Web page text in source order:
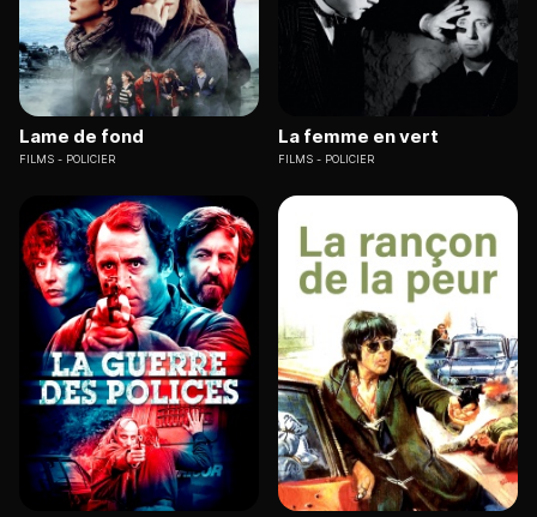
Lame de fond
FILMS POLICIER
La femme en vert
FILMS POLICIER